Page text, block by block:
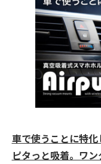
車で使うことに特
ピタっと吸着。ワ